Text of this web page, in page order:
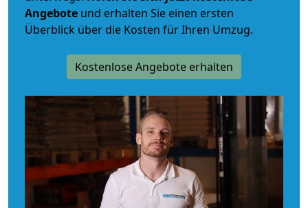
Angebote und erhalten Sie einen ersten
Überblick über die Kosten für Ihren Umzug.
Kostenlose Angebote erhalten